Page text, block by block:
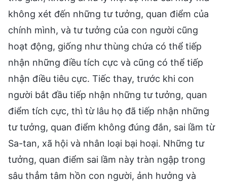
không xét đến những tư tưởng, quan điểm của
chính mình, và tư tưởng của con người cũng
hoạt động, giống như thùng chứa có thể tiếp
nhận những điều tích cực và cũng có thể tiếp
nhận điều tiêu cực. Tiếc thay, trước khi con
người bắt đầu tiếp nhận những tư tưởng, quan
điểm tích cực, thì từ lâu họ đã tiếp nhận những
tư tưởng, quan điểm không đúng đắn, sai lầm từ
Sa-tan, xã hội và nhân loại bại hoại. Những tư
tưởng, quan điểm sai lầm này tràn ngập trong
sâu thẳm tâm hồn con người, ảnh hưởng và